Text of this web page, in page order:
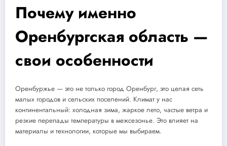
Почему именно
Оренбургская область —
свои особенности
Оренбуржье — это не только город Оренбург, это целая сеть
малых городов и сельских поселений. Климат у нас
континентальный: холодная зима, жаркое лето, частые ветра и
резкие перепады температуры в межсезонье. Это влияет на
материалы и технологии, которые мы выбираем.